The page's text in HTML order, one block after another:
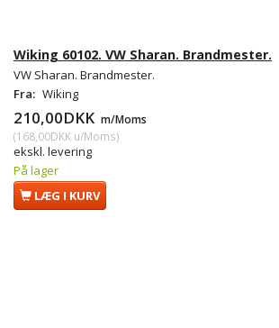
Wiking 60102. VW Sharan. Brandmester.
VW Sharan. Brandmester.
Fra: Wiking
210,00DKK m/Moms
(168,00DKK u/Moms)
ekskl. levering
På lager
LÆG I KURV